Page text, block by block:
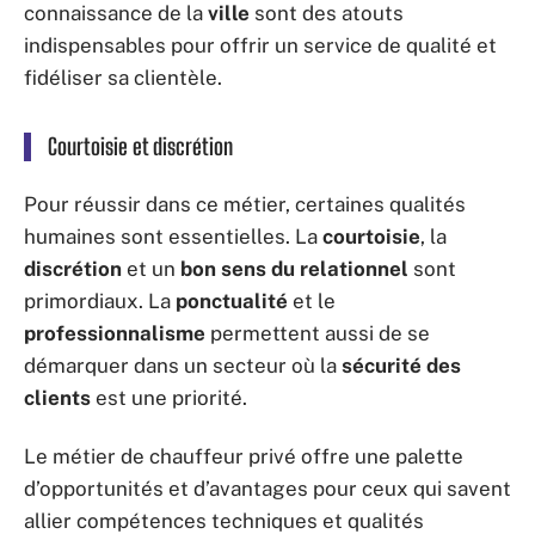
connaissance de la ville sont des atouts
indispensables pour offrir un service de qualité et
fidéliser sa clientèle.
Courtoisie et discrétion
Pour réussir dans ce métier, certaines qualités
humaines sont essentielles. La courtoisie, la
discrétion et un bon sens du relationnel sont
primordiaux. La ponctualité et le
professionnalisme permettent aussi de se
démarquer dans un secteur où la sécurité des
clients est une priorité.
Le métier de chauffeur privé offre une palette
d’opportunités et d’avantages pour ceux qui savent
allier compétences techniques et qualités